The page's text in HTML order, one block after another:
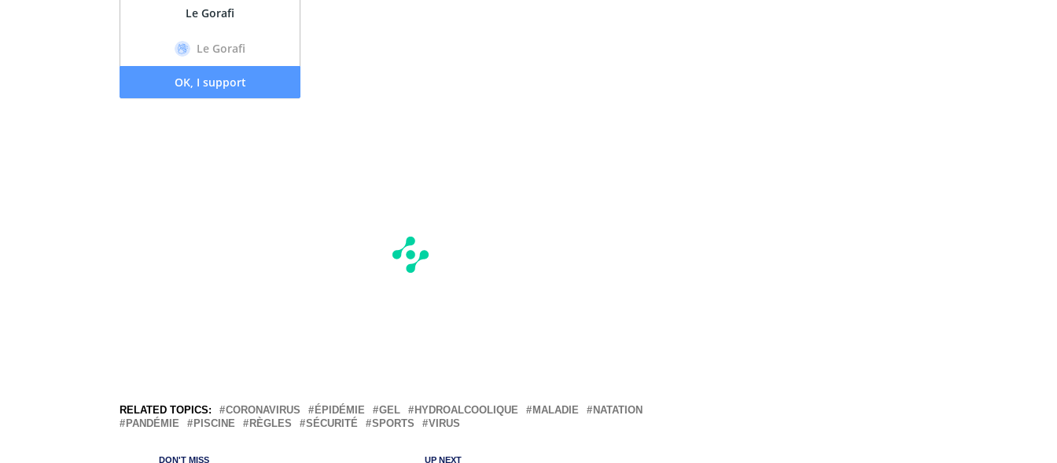
RELATED TOPICS: CORONAVIRUS ÉPIDÉMIE GEL HYDROALCOOLIQUE MALADIE
NATATION
PANDÉMIE
PISCINE RÈGLES SÉCURITÉ SPORTS VIRUS
UP NEXT
DON'T MISS